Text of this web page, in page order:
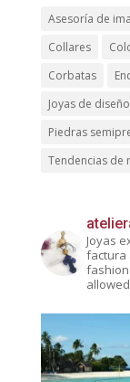
Asesoría de
Collares
Corbatas
Joyas de diseño
Piedras
Tendencias de
Joyas
factura
allowed